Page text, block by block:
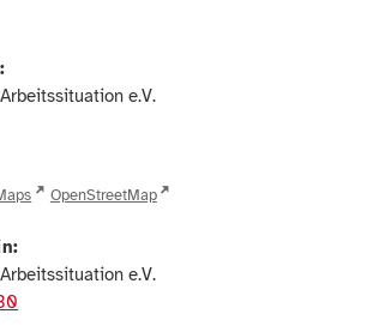
e.V.
OpenStreetMap
e.V.